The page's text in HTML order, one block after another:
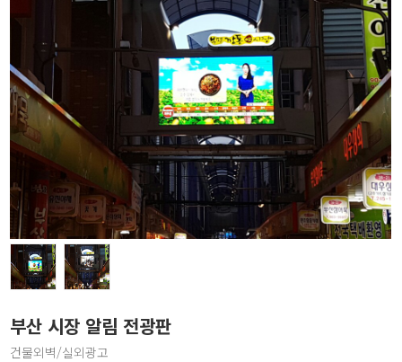
부산 시장 알림 전광판
건물외벽/실외광고